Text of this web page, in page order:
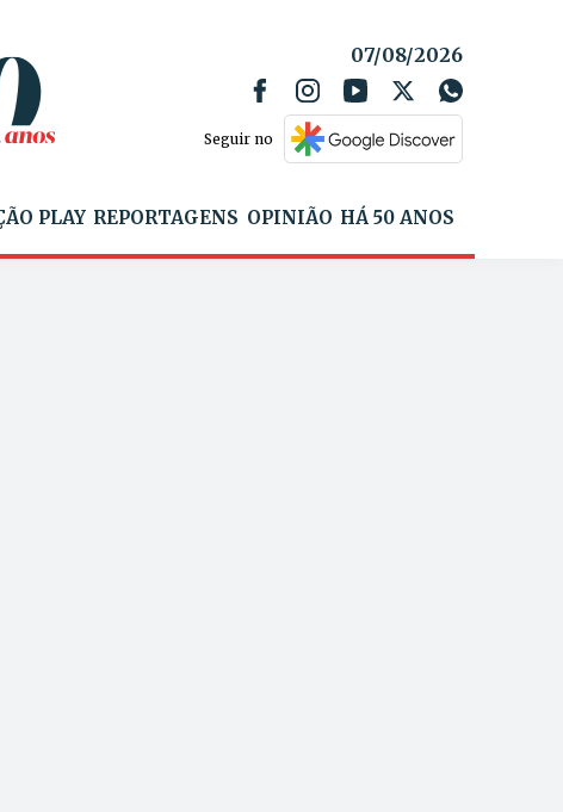
07/08/2026
Seguir no
PLAY REPORTAGENS OPINIÃO HÁ 50 ANOS